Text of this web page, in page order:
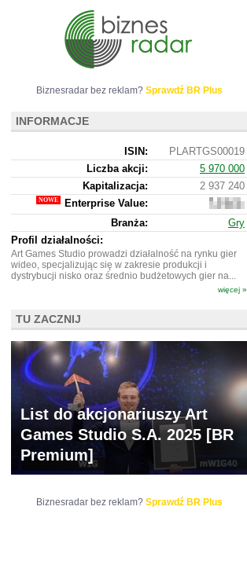
Biznesradar bez reklam? Sprawdź BR Plus
INFORMACJE
ISIN:
PLARTGS00019
Liczba akcji:
5 970 000
Kapitalizacja:
2 937 240
Enterprise Value:
936
240
Branża:
Gry
Profil działalności:
Art Games Studio prowadzi działalność na rynku gier
wideo, specjalizując się w zakresie produkcji i
dystrybucji nisko oraz średnio budżetowych gier na...
więcej »
TU ZACZNIJ
List do akcjonariuszy Art
Games Studio S.A. 2025 [BR
Premium]
Biznesradar bez reklam? Sprawdź BR Plus